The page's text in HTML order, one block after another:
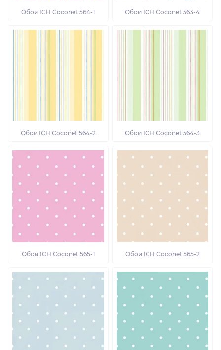
Обои ICH Coconet 564-1 Обои ICH Coconet 563-4
Обои ICH Coconet 564-2 Обои ICH Coconet 564-3
Обои ICH Coconet 565-1 Обои ICH Coconet 565-2